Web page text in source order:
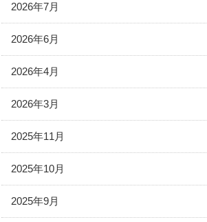
2026年7月
2026年6月
2026年4月
2026年3月
2025年11月
2025年10月
2025年9月